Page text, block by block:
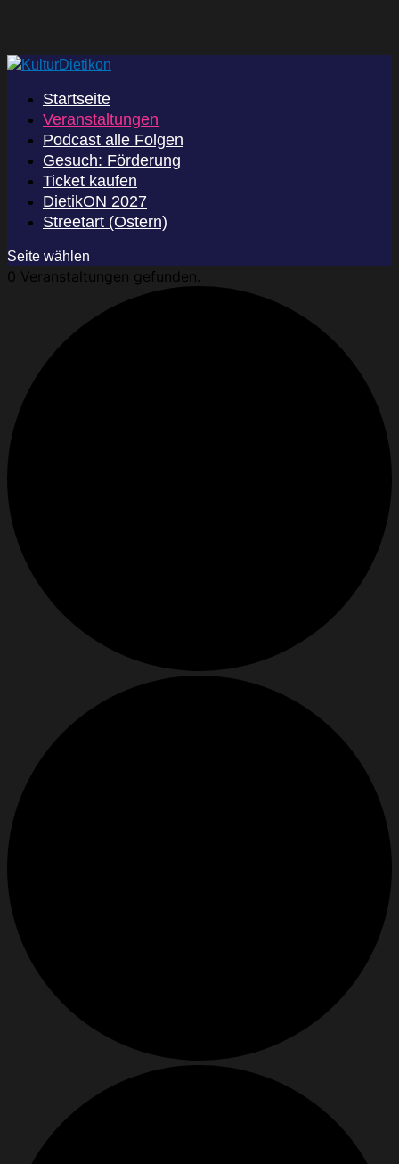
Startseite
Veranstaltungen
Podcast alle Folgen
Gesuch: Förderung
Ticket kaufen
DietikON 2027
Streetart (Ostern)
Seite wählen
0 Veranstaltungen gefunden.